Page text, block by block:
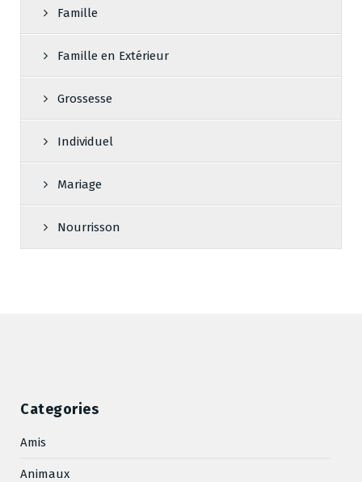
Famille
Famille en Extérieur
Grossesse
Individuel
Mariage
Nourrisson
Categories
Amis
Animaux